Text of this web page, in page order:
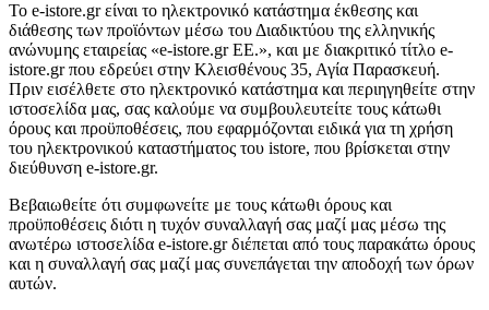
Το e-istore.gr είναι το ηλεκτρονικό κατάστημα έκθεσης και
διάθεσης των προϊόντων μέσω του Διαδικτύου της ελληνικής
ανώνυμης εταιρείας «e-istore.gr EE.», και με διακριτικό τίτλο e-
istore.gr που εδρεύει στην Κλεισθένους 35, Αγία Παρασκευή.
Πριν εισέλθετε στο ηλεκτρονικό κατάστημα και περιηγηθείτε στην
ιστοσελίδα μας, σας καλούμε να συμβουλευτείτε τους κάτωθι
όρους και προϋποθέσεις, που εφαρμόζονται ειδικά για τη χρήση
του ηλεκτρονικού καταστήματος του istore, που βρίσκεται στην
διεύθυνση e-istore.gr.
Βεβαιωθείτε ότι συμφωνείτε με τους κάτωθι όρους και
προϋποθέσεις διότι η τυχόν συναλλαγή σας μαζί μας μέσω της
ανωτέρω ιστοσελίδα e-istore.gr διέπεται από τους παρακάτω όρους
και η συναλλαγή σας μαζί μας συνεπάγεται την αποδοχή των όρων
αυτών.